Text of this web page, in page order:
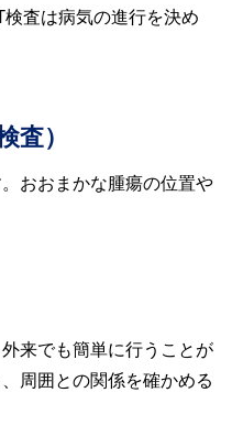
査は病気の進行を決め
査）
おおまかな腫瘍の位置や
来でも簡単に行うことが
周囲との関係を確かめる